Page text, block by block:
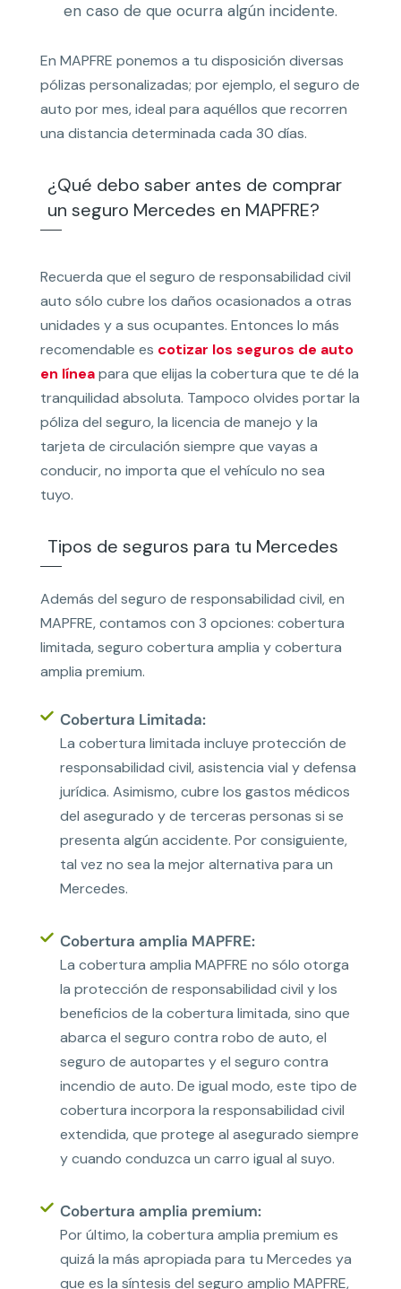
en caso de que ocurra algún incidente.
En MAPFRE ponemos a tu disposición diversas
pólizas personalizadas; por ejemplo, el seguro de
auto por mes, ideal para aquéllos que recorren
una distancia determinada cada 30 días.
¿Qué debo saber antes de comprar
un seguro Mercedes en MAPFRE?
Recuerda que el seguro de responsabilidad civil
auto sólo cubre los daños ocasionados a otras
unidades y a sus ocupantes. Entonces lo más
recomendable es cotizar los seguros de auto
en líneapara que elijas la cobertura que te dé la
tranquilidad absoluta. Tampoco olvides portar la
póliza del seguro, la licencia de manejo y la
tarjeta de circulación siempre que vayas a
conducir, no importa que el vehículo no sea
tuyo.
Tipos de seguros para tu Mercedes
Además del seguro de responsabilidad civil, en
MAPFRE, contamos con 3 opciones: cobertura
limitada, seguro cobertura amplia y cobertura
amplia premium.
Cobertura Limitada:
La cobertura limitada incluye protección de
responsabilidad civil, asistencia vial y defensa
jurídica. Asimismo, cubre los gastos médicos
del asegurado y de terceras personas si se
presenta algún accidente. Por consiguiente,
tal vez no sea la mejor alternativa para un
Mercedes.
Cobertura amplia MAPFRE:
La cobertura amplia MAPFRE no sólo otorga
la protección de responsabilidad civil y los
beneficios de la cobertura limitada, sino que
abarca el seguro contra robo de auto, el
seguro de autopartes y el seguro contra
incendio de auto. De igual modo, este tipo de
cobertura incorpora la responsabilidad civil
extendida, que protege al asegurado siempre
y cuando conduzca un carro igual al suyo.
Cobertura amplia premium:
Por último, la cobertura amplia premium es
quizá la más apropiada para tu Mercedes ya
que es la síntesis del seguro amplio MAPFRE,